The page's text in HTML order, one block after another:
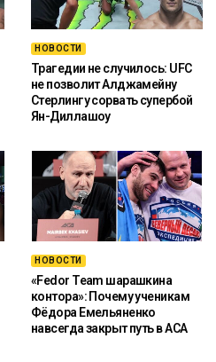
НОВОСТИ
Трагедии не случилось: UFC
не позволит Алджамейну
Стерлингу сорвать супербой
Ян-Диллашоу
НОВОСТИ
«Fedor Team шарашкина
контора»: Почему ученикам
Фёдора Емельяненко
навсегда закрыт путь в ACA